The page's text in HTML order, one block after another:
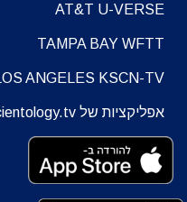
AT&T U-VERSE
TAMPA BAY WFTT
LOS ANGELES KSCN-TV
אפליקציות של Scientology.tv